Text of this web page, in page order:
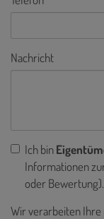
Nachricht
Ich bin
Informationen
oder Bewertung).
Wir verarbeiten